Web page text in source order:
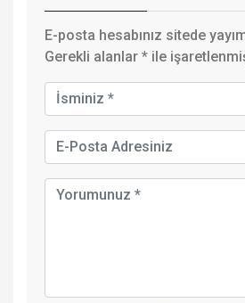
E-posta hesabınız sitede
Gerekli alanlar * ile